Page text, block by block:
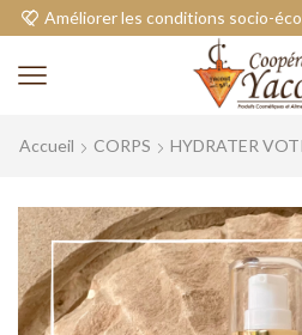
Accueil CORPS HYDRATER